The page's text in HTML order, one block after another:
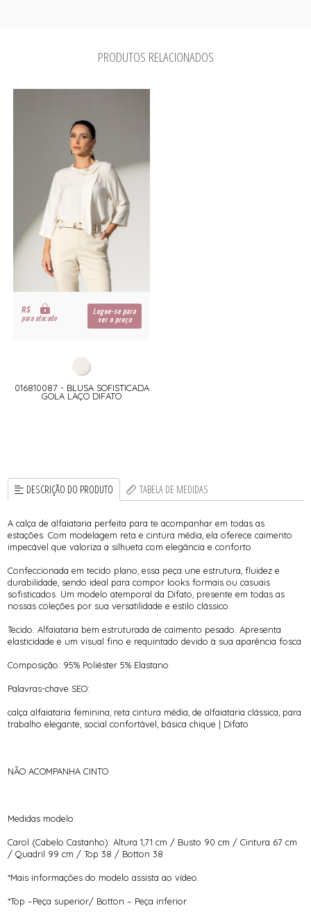
PRODUTOS RELACIONADOS
R$
para atacado
Logue-se para
ver o preço
016810087 - BLUSA SOFISTICADA
GOLA LAÇO DIFATO
DESCRIÇÃO DO PRODUTO TABELA DE MEDIDAS
A calça de alfaiataria perfeita para te acompanhar em todas as
estações. Com modelagem reta e cintura média, ela oferece caimento
impecável que valoriza a silhueta com elegância e conforto.
Confeccionada em tecido plano, essa peça une estrutura, fluidez e
durabilidade, sendo ideal para compor looks formais ou casuais
sofisticados. Um modelo atemporal da Difato, presente em todas as
nossas coleções por sua versatilidade e estilo clássico.
Tecido: Alfaiataria bem estruturada de caimento pesado. Apresenta
elasticidade e um visual fino e requintado devido à sua aparência fosca
Composição: 95% Poliéster 5% Elastano
Palavras-chave SEO:
calça alfaiataria feminina, reta cintura média, de alfaiataria clássica, para
trabalho elegante, social confortável, básica chique | Difato
NÃO ACOMPANHA CINTO
Medidas modelo:
Carol (Cabelo Castanho): Altura 1,71 cm / Busto 90 cm / Cintura 67 cm
/ Quadril 99 cm / Top 38 / Botton 38
*Mais informações do modelo assista ao vídeo.
*Top –Peça superior/ Botton – Peça inferior